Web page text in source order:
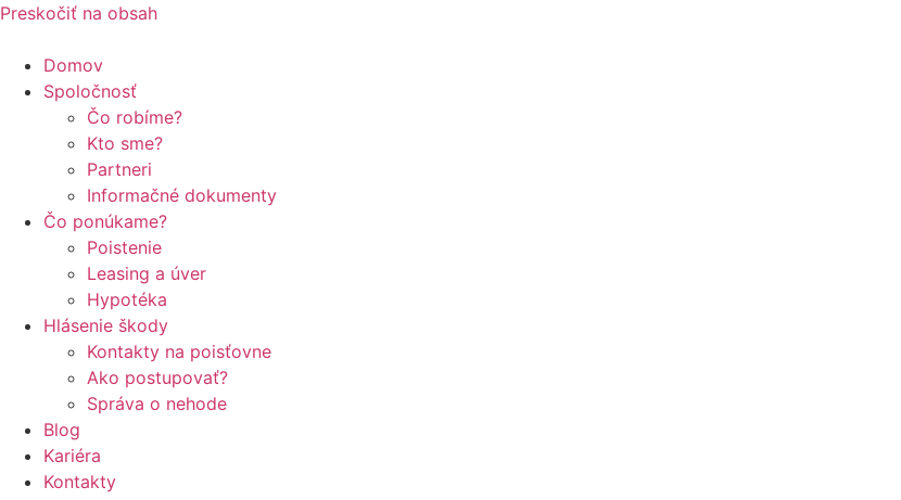
Preskočiť na obsah
Domov
Spoločnosť
Čo robíme?
Kto sme?
Partneri
Informačné dokumenty
Čo ponúkame?
Poistenie
Leasing a úver
Hypotéka
Hlásenie škody
Kontakty na poisťovne
Ako postupovať?
Správa o nehode
Blog
Kariéra
Kontakty